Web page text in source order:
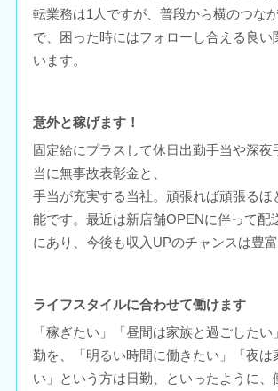
転業務は1人ですが、普段から横のつな
で、困った時にはフォローし合える良い
います。
意外と稼げます！
固定給にプラスして休日出勤手当や深夜
当に無事故表彰金と、
手当が充実する当社。頑張れば頑張るほ
能です。最近は新店舗OPENに伴って配
にあり、今後も収入UPのチャンスは豊富
ライフスタイルに合わせて働けます
「稼ぎたい」「昼間は家族と過ごした
勤を、「明るい時間に働きたい」「夜は
い」という方は日勤、といったように、